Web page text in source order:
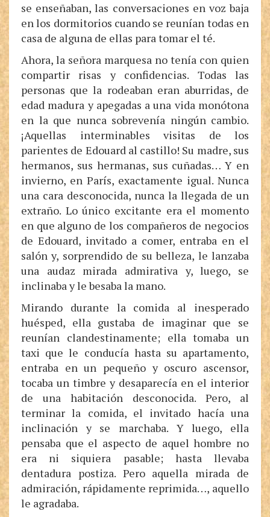
se enseñaban, las conversaciones en voz baja
en los dormitorios cuando se reunían todas en
casa de alguna de ellas para tomar el té.
Ahora, la señora marquesa no tenía con quien
compartir risas y confidencias. Todas las
personas que la rodeaban eran aburridas, de
edad madura y apegadas a una vida monótona
en la que nunca sobrevenía ningún cambio.
¡Aquellas interminables visitas de los
parientes de Edouard al castillo! Su madre, sus
hermanos, sus hermanas, sus cuñadas… Y en
invierno, en París, exactamente igual. Nunca
una cara desconocida, nunca la llegada de un
extraño. Lo único excitante era el momento
en que alguno de los compañeros de negocios
de Edouard, invitado a comer, entraba en el
salón y, sorprendido de su belleza, le lanzaba
una audaz mirada admirativa y, luego, se
inclinaba y le besaba la mano.
Mirando durante la comida al inesperado
huésped, ella gustaba de imaginar que se
reunían clandestinamente; ella tomaba un
taxi que le conducía hasta su apartamento,
entraba en un pequeño y oscuro ascensor,
tocaba un timbre y desaparecía en el interior
de una habitación desconocida. Pero, al
terminar la comida, el invitado hacía una
inclinación y se marchaba. Y luego, ella
pensaba que el aspecto de aquel hombre no
era ni siquiera pasable; hasta llevaba
dentadura postiza. Pero aquella mirada de
admiración, rápidamente reprimida…, aquello
le agradaba.